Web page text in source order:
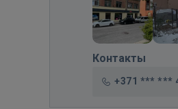
Контакты
+371 *** ***